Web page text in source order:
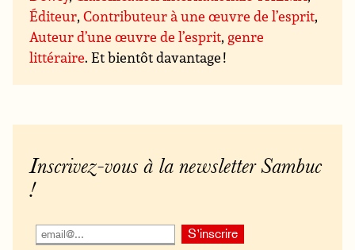
Éditeur,Contributeur à une œuvre de l’esprit,
Auteur d’une œuvre de l’esprit, genre
littéraire. Et bientôt davantage !
Inscrivez-vous à la newsletter Sambuc
!